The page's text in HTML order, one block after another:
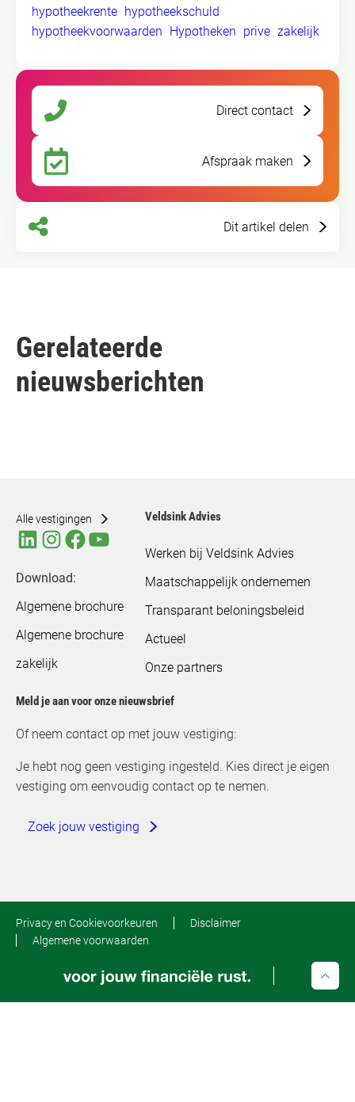
hypotheekrente hypotheekschuld
hypotheekvoorwaarden Hypotheken prive zakelijk
Direct contact
Afspraak maken
Dit artikel delen
Gerelateerde
nieuwsberichten
Alle vestigingen
Download:
Algemene brochure
Algemene brochure
zakelijk
Veldsink Advies
Werken bij Veldsink Advies
Maatschappelijk ondernemen
Transparant beloningsbeleid
Actueel
Onze partners
Meld je aan voor onze nieuwsbrief
Of neem contact op met jouw vestiging:
Je hebt nog geen vestiging ingesteld. Kies direct je eigen
vestiging om eenvoudig contact op te nemen.
Zoek jouw vestiging
Privacy en Cookievoorkeuren
Disclaimer
Algemene voorwaarden